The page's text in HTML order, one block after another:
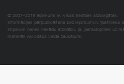
© 2007–2018 Iepirkumi.lv. Visas tiesības aizsargātas.
Informācijas pārpublicēšana bez iepirkumi.lv īpašnieka
Imperum nenes nekādu atbildību, ja, pamatojoties uz
materiāli vai citāda veida zaudējumi.